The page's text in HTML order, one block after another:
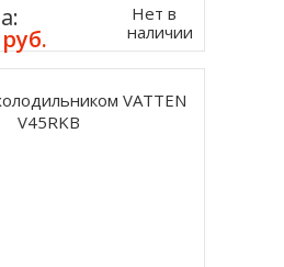
Нет в
наличии